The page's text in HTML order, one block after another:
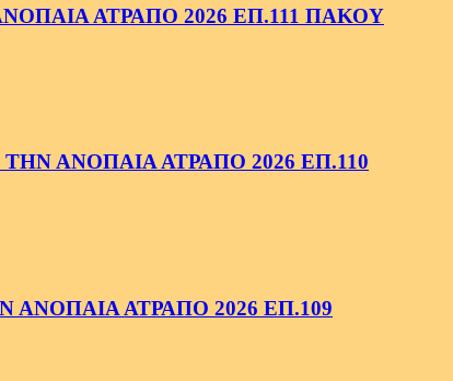
ΑΤΡΑΠΟ 2026 ΕΠ.111 ΠΑΚΟΥ
ΑΝΟΠΑΙΑ ΑΤΡΑΠΟ 2026 ΕΠ.110
ΑΤΡΑΠΟ 2026 ΕΠ.109